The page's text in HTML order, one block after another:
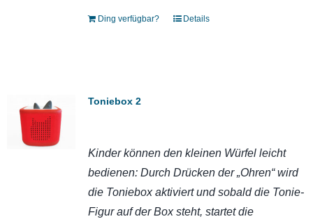
Ding verfügbar? Details
Toniebox 2
Kinder können den kleinen Würfel leicht
bedienen: Durch Drücken der „Ohren“ wird
die Toniebox aktiviert und sobald die Tonie-
Figur auf der Box steht, startet die